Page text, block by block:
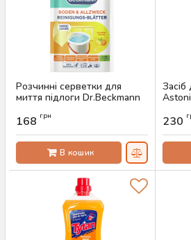
Розчинні серветки для
миття підлоги Dr.Beckmann
Артикул:
168 грн
В кошик
Засіб
230